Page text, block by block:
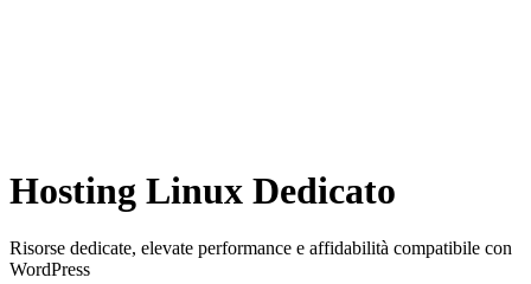
Hosting Linux Dedicato
Risorse dedicate, elevate performance e affidabilità compatibile con
WordPress